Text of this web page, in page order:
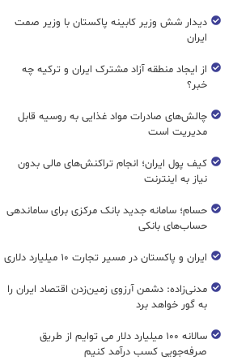
دیدار شش وزیر کابینه پاکستان با وزير صمت
ایران
از ایجاد منطقه آزاد مشترک ایران و ترکیه چه
خبر؟
چالش‌های صادرات مواد غذایی به روسیه قابل
مدیریت است
کیف پول ایران؛ انجام تراکنش‌های مالی بدون
نیاز به اینترنت
حسام؛ سامانه جدید بانک مرکزی برای ساماندهی
حساب‌های بانکی
ایران و پاکستان در مسیر تجارت ۱۰ میلیارد دلاری
مدنی‌زاده: دشمن آرزوی زمین‌زدن اقتصاد ایران را
به گور خواهد برد
سالانه ۱۰۰ میلیارد دلار می توایم از طریق
صرفه‌جویی کسب درآمد کنیم